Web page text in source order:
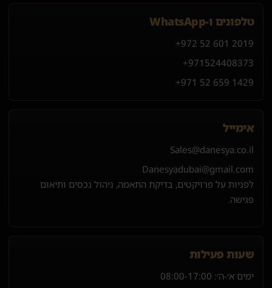
טלפונים ו-WhatsApp
+972 52 601 2019
+971 524408373
+971 52 659 1429
אימייל
Sales@danesya.co.il
Danesyadubai@gmail.com
לפניות על פרויקטים, בדיקת התאמה, ניהול נכסים ותיאום
פגישה.
שעות פעילות
ימים א׳-ה׳: 08:00-17:00